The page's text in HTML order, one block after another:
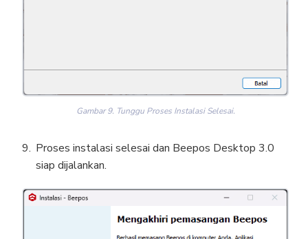
Gambar 9. Tunggu Proses Instalasi Selesai.
Proses instalasi selesai dan Beepos Desktop 3.0
siap dijalankan.